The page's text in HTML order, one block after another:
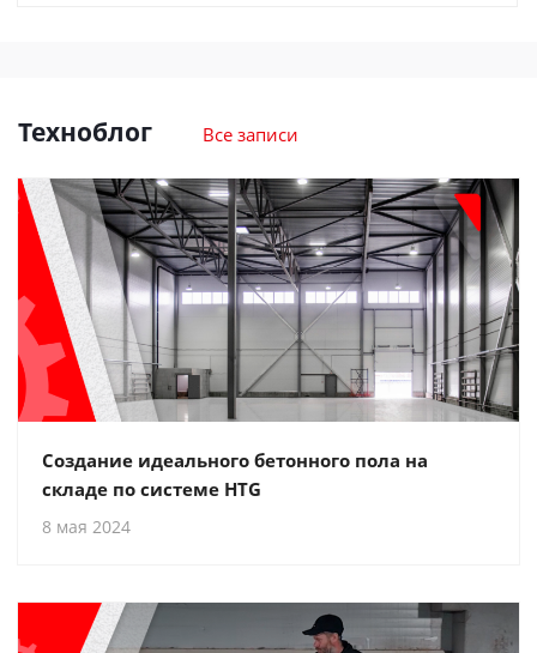
Техноблог Все записи
Создание идеального бетонного пола на
складе по системе HTG
8 мая 2024